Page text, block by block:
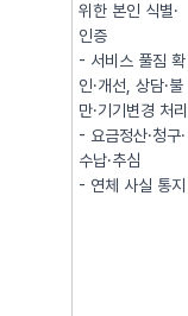
위한 본인 식별·
인증
- 서비스 풀짐 확
인·개선, 상담·불
만·기기변경 처리
- 요금정산·청구·
수납·추심
- 연체 사실 통지